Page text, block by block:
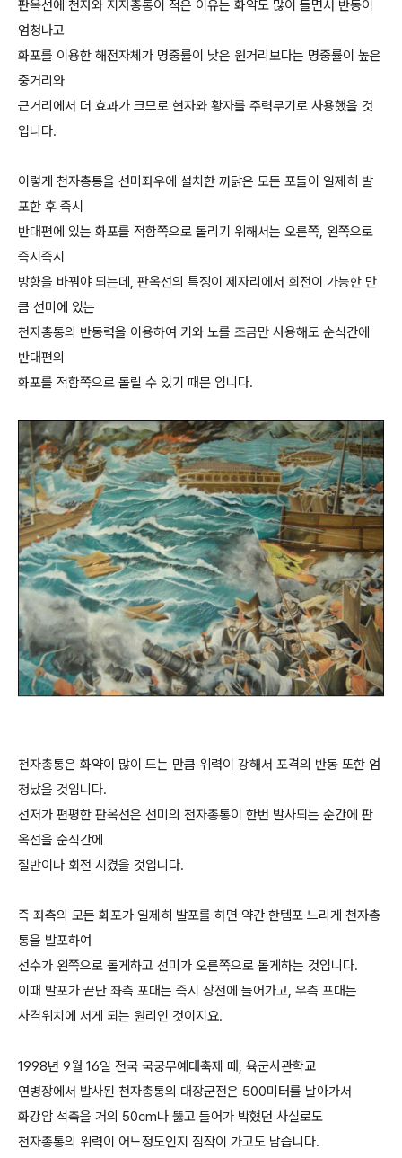
판옥선에 천자와 지자총통이 적은 이유는 화약도 많이 들면서 반동이
엄청나고
화포를 이용한 해전자체가 명중률이 낮은 원거리보다는 명중률이 높은
중거리와
근거리에서 더 효과가 크므로 현자와 황자를 주력무기로 사용했을 것
입니다.
이렇게 천자총통을 선미좌우에 설치한 까닭은 모든 포들이 일제히 발
포한 후 즉시
반대편에 있는 화포를 적함쪽으로 돌리기 위해서는 오른쪽, 왼쪽으로
즉시즉시
방향을 바꿔야 되는데, 판옥선의 특징이 제자리에서 회전이 가능한 만
큼 선미에 있는
천자총통의 반동력을 이용하여 키와 노를 조금만 사용해도 순식간에
반대편의
화포를 적함쪽으로 돌릴 수 있기 때문 입니다.
천자총통은 화약이 많이 드는 만큼 위력이 강해서 포격의 반동 또한 엄
청났을 것입니다.
선저가 편평한 판옥선은 선미의 천자총통이 한번 발사되는 순간에 판
옥선을 순식간에
절반이나 회전 시켰을 것입니다.
즉 좌측의 모든 화포가 일제히 발포를 하면 약간 한템포 느리게 천자총
통을 발포하여
선수가 왼쪽으로 돌게하고 선미가 오른쪽으로 돌게하는 것입니다.
이때 발포가 끝난 좌측 포대는 즉시 장전에 들어가고, 우측 포대는
사격위치에 서게 되는 원리인 것이지요.
1998년 9월 16일 전국 국궁무예대축제 때, 육군사관학교
연병장에서 발사된 천자총통의 대장군전은 500미터를 날아가서
화강암 석축을 거의 50cm나 뚫고 들어가 박혔던 사실로도
천자총통의 위력이 어느정도인지 짐작이 가고도 남습니다.